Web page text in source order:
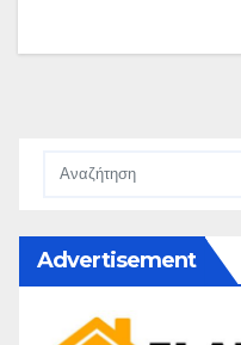
Advertisement